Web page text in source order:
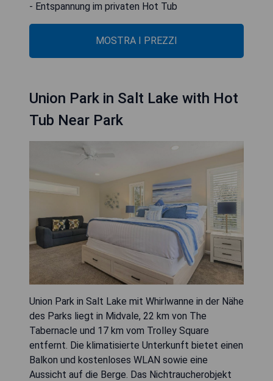
- Entspannung im privaten Hot Tub
MOSTRA I PREZZI
Union Park in Salt Lake with Hot
Tub Near Park
Union Park in Salt Lake mit Whirlwanne in der Nähe
des Parks liegt in Midvale, 22 km von The
Tabernacle und 17 km vom Trolley Square
entfernt. Die klimatisierte Unterkunft bietet einen
Balkon und kostenloses WLAN sowie eine
Aussicht auf die Berge. Das Nichtraucherobjekt